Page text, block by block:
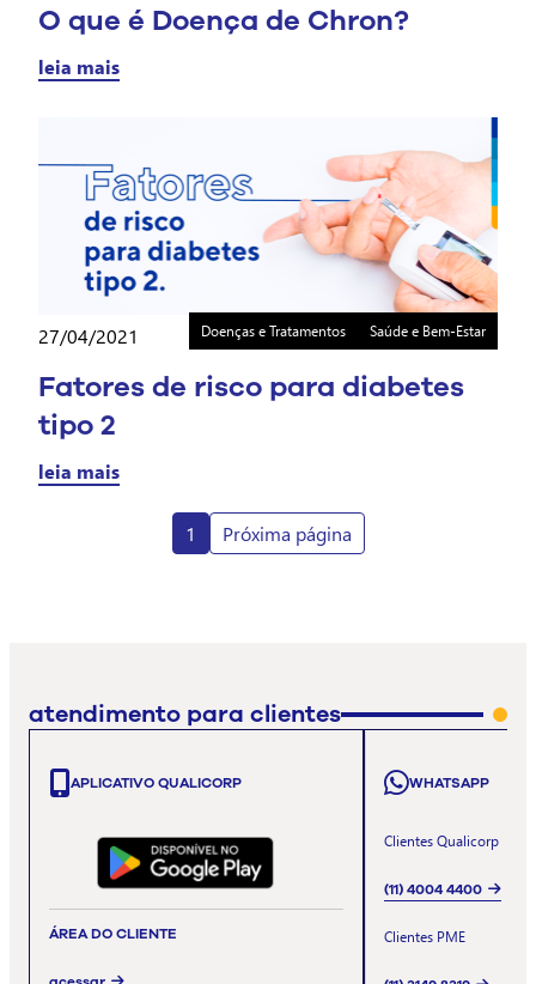
O que é Doença de Chron?
leia mais
27/04/2021 Doenças e Tratamentos Saúde e Bem-Estar
Fatores de risco para diabetes
tipo 2
leia mais
1 Próxima página
atendimento para clientes
APLICATIVO QUALICORP
ÁREA DO CLIENTE
WHATSAPP
Clientes Qualicorp
(11) 4004 4400
Clientes PME